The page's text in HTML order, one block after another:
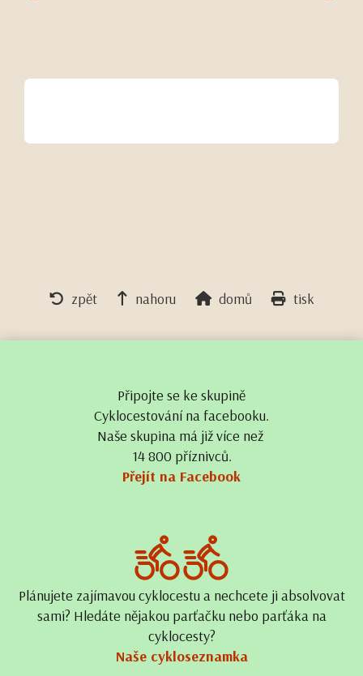
zpět nahoru domů tisk
Připojte se ke skupině
Cyklocestování na facebooku.
Naše skupina má již více než
14 800 příznivců.
Přejít na Facebook
Plánujete zajímavou cyklocestu a nechcete ji absolvovat
sami? Hledáte nějakou parťačku nebo parťáka na
cyklocesty?
Naše cykloseznamka